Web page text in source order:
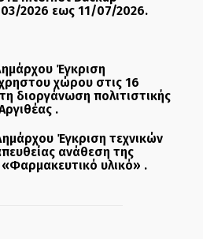
2026 εως 11/07/2026.
Έγκριση
χώρου στις 16
διοργάνωση πολιτιστικής
.
Έγκριση τεχνικών
ανάθεση της
υλικό» .